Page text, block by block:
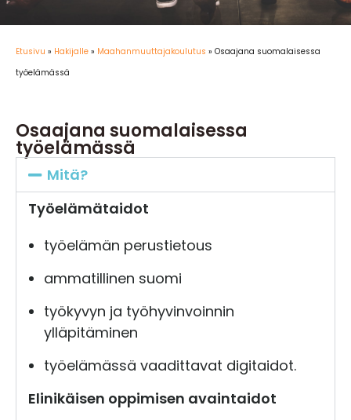
Etusivu » Hakijalle » Maahanmuuttajakoulutus » Osaajana suomalaisessa
työelämässä
Osaajana suomalaisessa
työelämässä
Mitä?
Työelämätaidot
työelämän perustietous
ammatillinen suomi
työkyvyn ja työhyvinvoinnin
ylläpitäminen
työelämässä vaadittavat digitaidot.
Elinikäisen oppimisen avaintaidot